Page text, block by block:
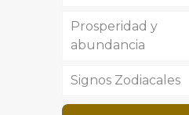
Péndulos
Velas
Prosperidad y
abundancia
Signos Zodiacales